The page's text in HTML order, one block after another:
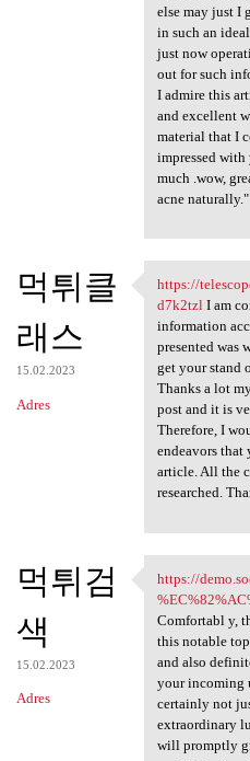
else may just I
in such an
just now
out for such
I admire this
and excellent
material that I
impressed
much .wow,
acne naturally."
먹튀클
래스
15.02.2023
Adres
https://
https://
d7k2tzlI am
information
presented was
get your stand
Thanks a lot
post and it is
Therefore, I
endeavors
article. All the
researched.
먹튀검
색
15.02.2023
Adres
https://
https://
Comfortabl y,
this notable
and also
your incoming
certainly not
extraordinary
will promptly